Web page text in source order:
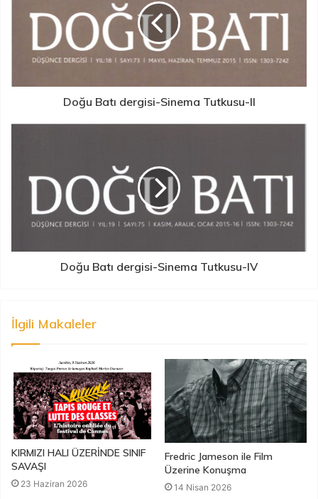
Doğu Batı dergisi-Sinema Tutkusu-II
Doğu Batı dergisi-Sinema Tutkusu-IV
İlgili Makaleler
KIRMIZI HALI ÜZERİNDE SINIF
SAVAŞI
23 Haziran 2026
Fredric Jameson ile Film
Üzerine Konuşma
14 Nisan 2026